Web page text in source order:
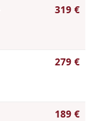
319 €
279 €
189 €